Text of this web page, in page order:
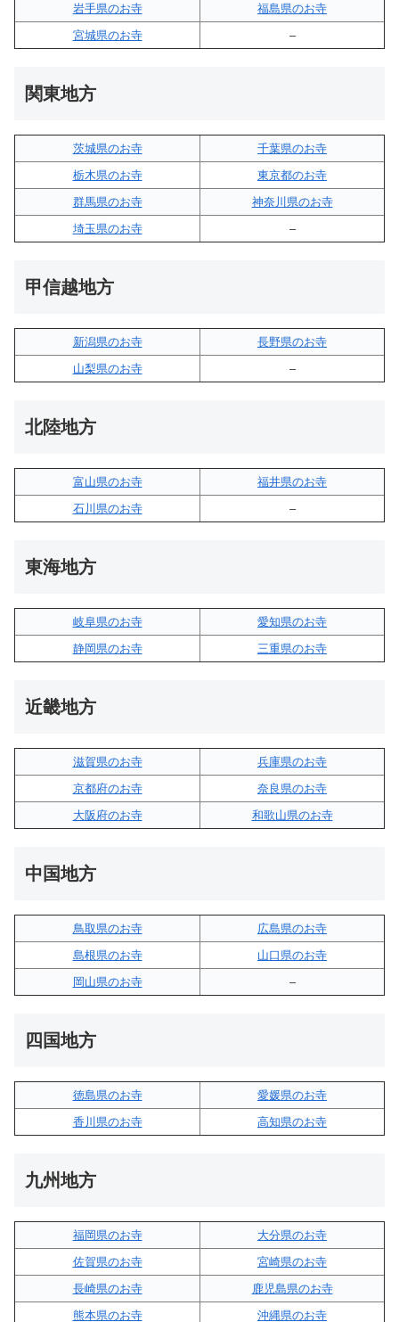
岩手県のお寺
福島県のお寺
宮城県のお寺
–
関東地方
茨城県のお寺
千葉県のお寺
栃木県のお寺
東京都のお寺
群馬県のお寺
神奈川県のお寺
埼玉県のお寺
–
甲信越地方
新潟県のお寺
長野県のお寺
山梨県のお寺
–
北陸地方
富山県のお寺
福井県のお寺
石川県のお寺
–
東海地方
岐阜県のお寺
愛知県のお寺
静岡県のお寺
三重県のお寺
近畿地方
滋賀県のお寺
兵庫県のお寺
京都府のお寺
奈良県のお寺
大阪府のお寺
和歌山県のお寺
中国地方
鳥取県のお寺
広島県のお寺
島根県のお寺
山口県のお寺
岡山県のお寺
–
四国地方
徳島県のお寺
愛媛県のお寺
香川県のお寺
高知県のお寺
九州地方
福岡県のお寺
大分県のお寺
佐賀県のお寺
宮崎県のお寺
長崎県のお寺
鹿児島県のお寺
熊本県のお寺
沖縄県のお寺